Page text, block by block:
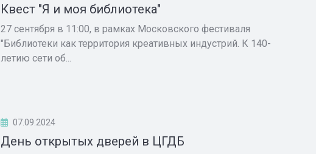
Квест "Я и моя библиотека"
27 сентября в 11:00, в рамках Московского фестиваля
"Библиотеки как территория креативных индустрий. К 140-
летию сети об...
07.09.2024
День открытых дверей в ЦГДБ